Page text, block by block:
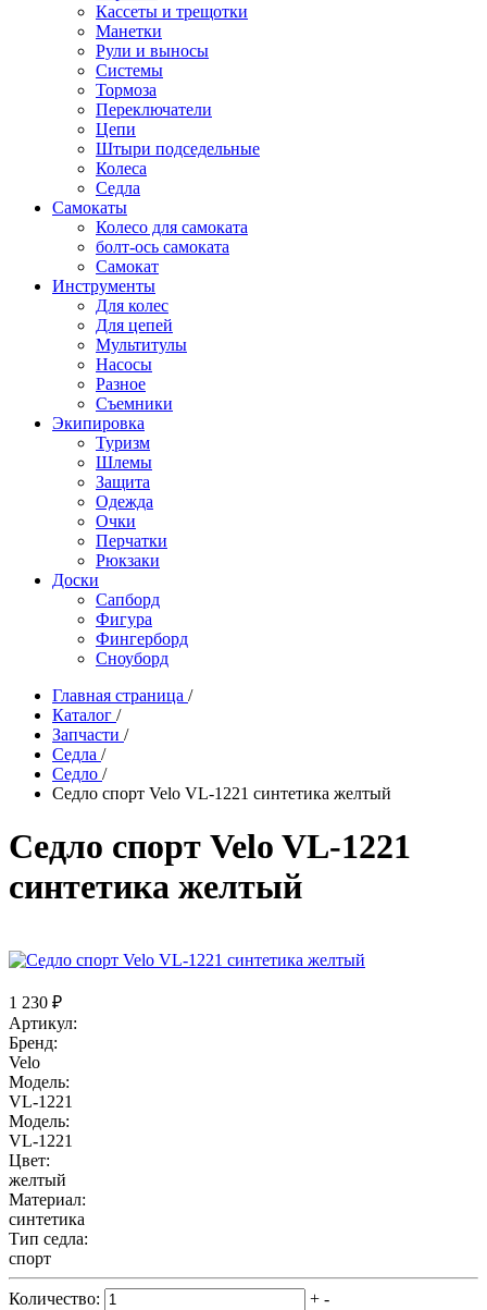
Кассеты и трещотки
Манетки
Рули и выносы
Системы
Тормоза
Переключатели
Цепи
Штыри подседельные
Колеса
Седла
Самокаты
Колесо для самоката
болт-ось самоката
Самокат
Инструменты
Для колес
Для цепей
Мультитулы
Насосы
Разное
Съемники
Экипировка
Туризм
Шлемы
Защита
Одежда
Очки
Перчатки
Рюкзаки
Доски
Сапборд
Фигура
Фингерборд
Сноуборд
Главная страница /
Каталог /
Запчасти /
Седла /
Седло /
Седло спорт Velo VL-1221 синтетика желтый
Седло спорт Velo VL-1221
синтетика желтый
1 230 ₽
Артикул:
Бренд:
Velo
Модель:
VL-1221
Модель:
VL-1221
Цвет:
желтый
Материал:
синтетика
Тип седла:
спорт
Количество: + -